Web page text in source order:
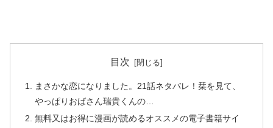
目次
まさかな恋になりました。21話ネタバレ！栞を見て、
やっぱりおばさん瑞貴くんの…
無料又はお得に漫画が読めるオススメの電子書籍サイ